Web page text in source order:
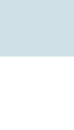
le quali sono trattati;
da trattamenti
è libero e facoltativo.
informiamo altresì che
in qualsiasi momento
2016, indirizzando la